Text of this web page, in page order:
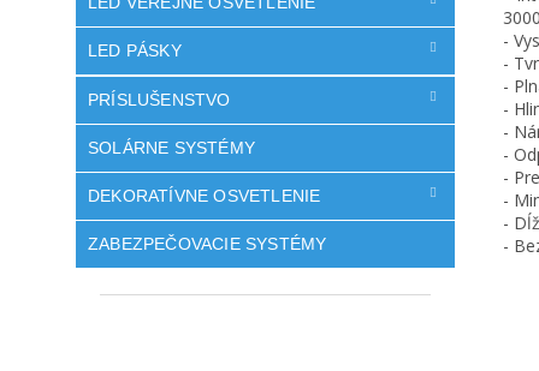
LED PÁSKY
PRÍSLUŠENSTVO
SOLÁRNE SYSTÉMY
DEKORATÍVNE OSVETLENIE
ZABEZPEČOVACIE SYSTÉMY
-
-
-
-
-
-
-
-
-
-